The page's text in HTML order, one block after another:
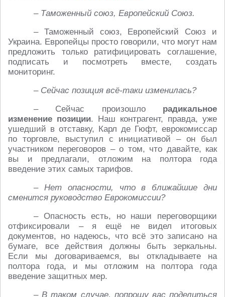
– Таможенный союз, Европейский Союз.
– Таможенный союз, Европейский Союз и
Украина. Европейцы просто говорили, что могут нам
предложить только ратифицировать соглашение,
подписать и посмотреть вместе, создать
мониторинг.
– Сейчас позиция всё-таки изменилась?
– Сейчас произошло радикальное
изменение позиции. Наш контрагент, правда, уже
ушедший в отставку, Карл де Гюфт, еврокомиссар
по торговле, выступил с инициативой – он был
участником переговоров – о том, что давайте, как
вы и предлагали, отложим на полтора года
введение этих самых тарифов.
– Нет опасности, что в ближайшие дни
сменится руководство Еврокомиссии?
– Опасность есть, но наши переговорщики
отфиксировали – я ещё не видел итоговых
документов, но надеюсь, что всё это записано на
бумаге, все действия должны быть зеркальны.
Если мы договариваемся, вы откладываете на
полтора года, и мы отложим на полтора года
введение защитных мер.
– В таком случае, попрошу вас поделиться